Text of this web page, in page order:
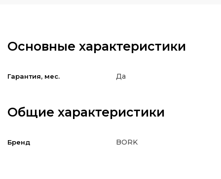
Основные характеристики
Гарантия, мес. Да
Общие характеристики
Бренд BORK